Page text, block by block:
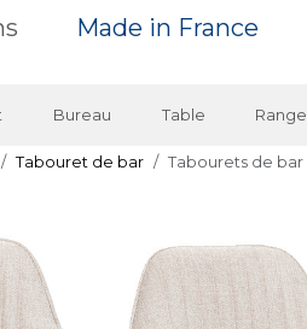
Made in France
Bureau Table
Tabouret de bar Tabourets de bar